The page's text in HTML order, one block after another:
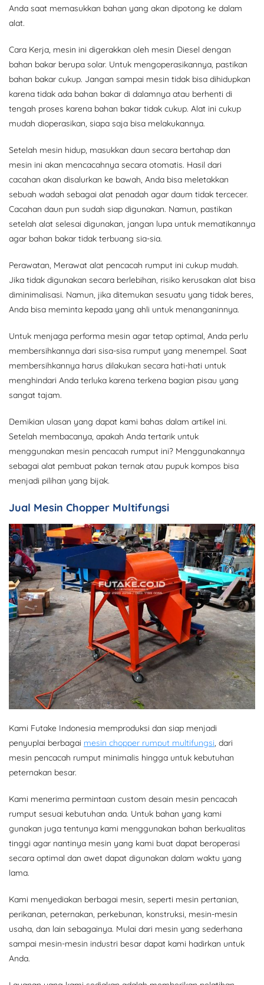
Anda saat memasukkan bahan yang akan dipotong ke dalam
alat.
Cara Kerja, mesin ini digerakkan oleh mesin Diesel dengan
bahan bakar berupa solar. Untuk mengoperasikannya, pastikan
bahan bakar cukup. Jangan sampai mesin tidak bisa dihidupkan
karena tidak ada bahan bakar di dalamnya atau berhenti di
tengah proses karena bahan bakar tidak cukup. Alat ini cukup
mudah dioperasikan, siapa saja bisa melakukannya.
Setelah mesin hidup, masukkan daun secara bertahap dan
mesin ini akan mencacahnya secara otomatis. Hasil dari
cacahan akan disalurkan ke bawah, Anda bisa meletakkan
sebuah wadah sebagai alat penadah agar daum tidak tercecer.
Cacahan daun pun sudah siap digunakan. Namun, pastikan
setelah alat selesai digunakan, jangan lupa untuk mematikannya
agar bahan bakar tidak terbuang sia-sia.
Perawatan, Merawat alat pencacah rumput ini cukup mudah.
Jika tidak digunakan secara berlebihan, risiko kerusakan alat bisa
diminimalisasi. Namun, jika ditemukan sesuatu yang tidak beres,
Anda bisa meminta kepada yang ahli untuk menanganinnya.
Untuk menjaga performa mesin agar tetap optimal, Anda perlu
membersihkannya dari sisa-sisa rumput yang menempel. Saat
membersihkannya harus dilakukan secara hati-hati untuk
menghindari Anda terluka karena terkena bagian pisau yang
sangat tajam.
Demikian ulasan yang dapat kami bahas dalam artikel ini.
Setelah membacanya, apakah Anda tertarik untuk
menggunakan mesin pencacah rumput ini? Menggunakannya
sebagai alat pembuat pakan ternak atau pupuk kompos bisa
menjadi pilihan yang bijak.
Jual Mesin Chopper Multifungsi
Kami Futake Indonesia memproduksi dan siap menjadi
penyuplai berbagai mesin chopper rumput multifungsi, dari
mesin pencacah rumput minimalis hingga untuk kebutuhan
peternakan besar.
Kami menerima permintaan custom desain mesin pencacah
rumput sesuai kebutuhan anda. Untuk bahan yang kami
gunakan juga tentunya kami menggunakan bahan berkualitas
tinggi agar nantinya mesin yang kami buat dapat beroperasi
secara optimal dan awet dapat digunakan dalam waktu yang
lama.
Kami menyediakan berbagai mesin, seperti mesin pertanian,
perikanan, peternakan, perkebunan, konstruksi, mesin-mesin
usaha, dan lain sebagainya. Mulai dari mesin yang sederhana
sampai mesin-mesin industri besar dapat kami hadirkan untuk
Anda.